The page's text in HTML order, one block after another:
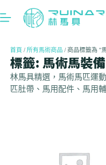
首頁 /所有馬術商品 / 商品標籤為 “
標籤: 馬術馬裝備
林馬具精選，馬術馬匹運
匹肚帶、馬用配件、馬用